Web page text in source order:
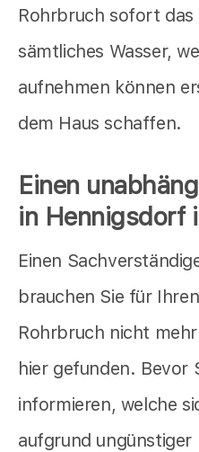
Rohrbruch sofort das
sämtliches Wasser,
aufnehmen können
dem Haus schaffen.
Einen
in Hennigsdorf
Einen
brauchen Sie für
Rohrbruch nicht
hier gefunden. Bevor
informieren, welche
aufgrund